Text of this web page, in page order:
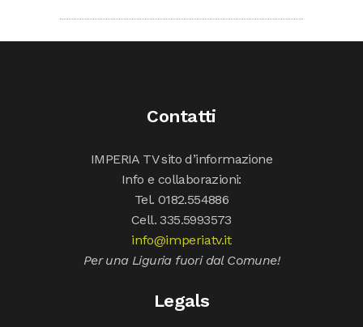
Contatti
IMPERIA TV sito d’informazione
Info e collaborazioni:
Tel. 0182.554886
Cell. 335.5993573
info@imperiatv.it
Per una Liguria fuori dal Comune!
Legals